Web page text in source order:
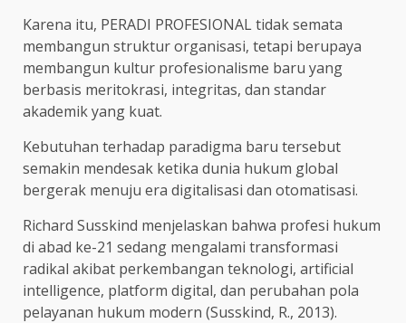
Karena itu, PERADI PROFESIONAL tidak semata
membangun struktur organisasi, tetapi berupaya
membangun kultur profesionalisme baru yang
berbasis meritokrasi, integritas, dan standar
akademik yang kuat.
Kebutuhan terhadap paradigma baru tersebut
semakin mendesak ketika dunia hukum global
bergerak menuju era digitalisasi dan otomatisasi.
Richard Susskind menjelaskan bahwa profesi hukum
di abad ke-21 sedang mengalami transformasi
radikal akibat perkembangan teknologi, artificial
intelligence, platform digital, dan perubahan pola
pelayanan hukum modern (Susskind, R., 2013).